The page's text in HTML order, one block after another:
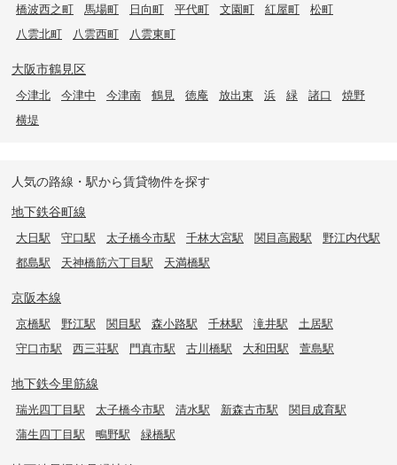
橋波西之町
馬場町 日向町 平代町 文園町 紅屋町
松町
八雲北町
八雲西町 八雲東町
大阪市鶴見区
今津北 今津中 今津南 鶴見 徳庵 放出東 浜 緑 諸口
焼野
横堤
人気の路線・駅から賃貸物件を探す
地下鉄谷町線
大日駅 守口駅 太子橋今市駅 千林大宮駅 関目高殿駅
野江内代駅
都島駅
天神橋筋六丁目駅 天満橋駅
京阪本線
京橋駅 野江駅 関目駅 森小路駅 千林駅 滝井駅
土居駅
守口市駅
西三荘駅 門真市駅 古川橋駅 大和田駅 萱島駅
地下鉄今里筋線
瑞光四丁目駅 太子橋今市駅 清水駅 新森古市駅
関目成育駅
蒲生四丁目駅
鴫野駅 緑橋駅